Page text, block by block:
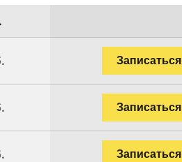
Записаться
Записаться
Записаться